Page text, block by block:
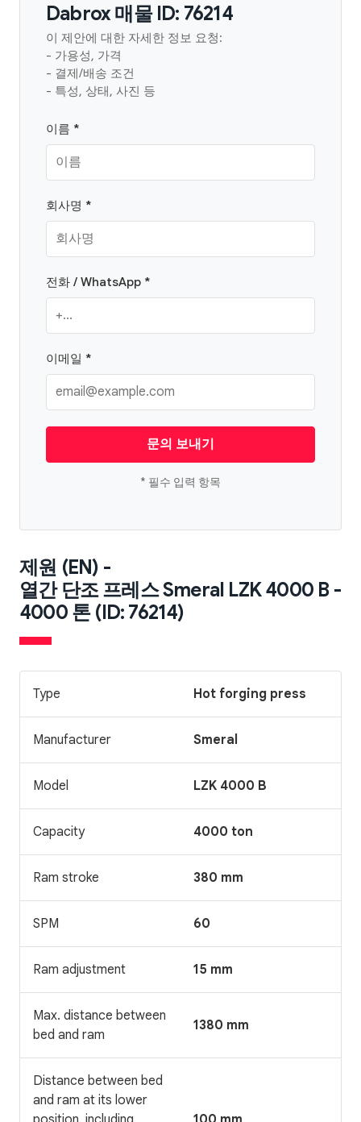
Dabrox 매물 ID: 76214
이 제안에 대한 자세한 정보 요청:
- 가용성, 가격
- 결제/배송 조건
- 특성, 상태, 사진 등
이름 *
회사명 *
전화 / WhatsApp *
이메일 *
문의 보내기
* 필수 입력 항목
제원 (EN) -
열간 단조 프레스 Smeral LZK 4000 B -
4000 톤 (ID: 76214)
Type Hot forging press
Manufacturer Smeral
Model LZK 4000 B
Capacity 4000 ton
Ram stroke 380 mm
SPM 60
Ram adjustment 15 mm
Max. distance between
bed and ram
1380 mm
Distance between bed
and ram at its lower